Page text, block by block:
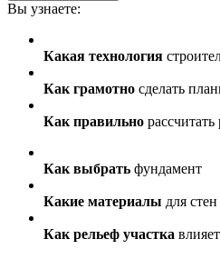
Вы узнаете:
Какая технология
Как грамотно сделать
Как правильно
Как выбрать фундамент
Какие материалы для
Как рельеф участка